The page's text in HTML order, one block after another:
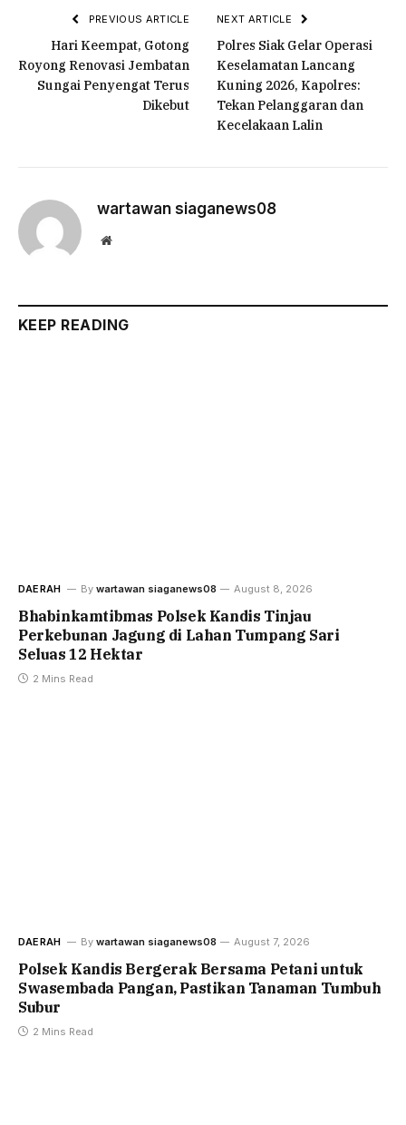
PREVIOUS ARTICLE
Hari Keempat, Gotong
Royong Renovasi Jembatan
Sungai Penyengat Terus
Dikebut
NEXT ARTICLE
Polres Siak Gelar Operasi
Keselamatan Lancang
Kuning 2026, Kapolres:
Tekan Pelanggaran dan
Kecelakaan Lalin
wartawan siaganews08
Website
KEEP READING
DAERAH By wartawan siaganews08 August 8, 2026
Bhabinkamtibmas Polsek Kandis Tinjau
Perkebunan Jagung di Lahan Tumpang Sari
Seluas 12 Hektar
2 Mins Read
DAERAH By wartawan siaganews08 August 7, 2026
Polsek Kandis Bergerak Bersama Petani untuk
Swasembada Pangan, Pastikan Tanaman Tumbuh
Subur
2 Mins Read